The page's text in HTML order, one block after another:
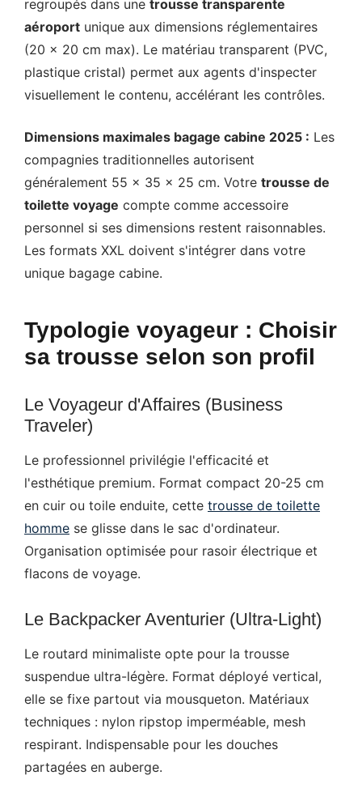
regroupés dans une trousse transparente
aéroport unique aux dimensions réglementaires
(20 x 20 cm max). Le matériau transparent (PVC,
plastique cristal) permet aux agents d'inspecter
visuellement le contenu, accélérant les contrôles.
Dimensions maximales bagage cabine 2025 : Les
compagnies traditionnelles autorisent
généralement 55 x 35 x 25 cm. Votre trousse de
toilette voyage compte comme accessoire
personnel si ses dimensions restent raisonnables.
Les formats XXL doivent s'intégrer dans votre
unique bagage cabine.
Typologie voyageur : Choisir
sa trousse selon son profil
Le Voyageur d'Affaires (Business
Traveler)
Le professionnel privilégie l'efficacité et
l'esthétique premium. Format compact 20-25 cm
en cuir ou toile enduite, cette trousse de toilette
homme se glisse dans le sac d'ordinateur.
Organisation optimisée pour rasoir électrique et
flacons de voyage.
Le Backpacker Aventurier (Ultra-Light)
Le routard minimaliste opte pour la trousse
suspendue ultra-légère. Format déployé vertical,
elle se fixe partout via mousqueton. Matériaux
techniques : nylon ripstop imperméable, mesh
respirant. Indispensable pour les douches
partagées en auberge.